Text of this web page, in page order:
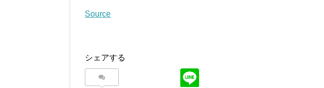
Source
シェアする